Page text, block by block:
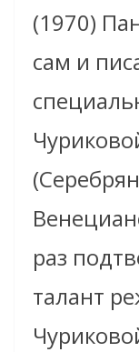
(1970)
сам и
раз
талант